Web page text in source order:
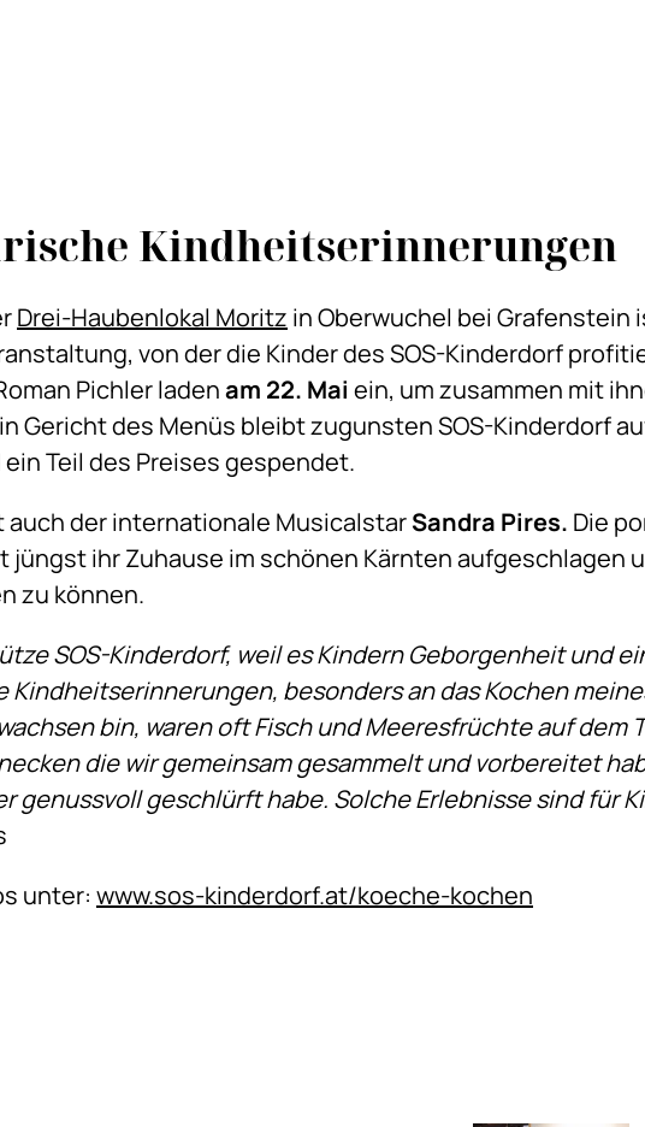
Kindheitserinnerungen
Drei-Haubenlokal Moritz in Oberwuchel bei
von der die Kinder des SOS-Kinderdorf
Pichler ladenam 22. Mai ein, um zusammen mit
Gericht des Menüs bleibt zugunsten SOS-Kinderdorf
Teil des Preises gespendet.
auch der internationale MusicalstarSandra Pires. Die
jüngst ihr Zuhause im schönen Kärnten aufgeschlagen
zu können.
SOS-Kinderdorf, weil es Kindern Geborgenheit und
Kindheitserinnerungen, besonders an das Kochen
bin, waren oft Fisch und Meeresfrüchte auf dem
die wir gemeinsam gesammelt und vorbereitet
genussvoll geschlürft habe. Solche Erlebnisse sind für
unter: www.sos-kinderdorf.at/koeche-kochen